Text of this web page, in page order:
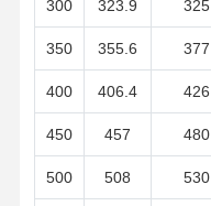
300 323.9 325
350 355.6 377
400 406.4 426
450 457 480
500 508 530